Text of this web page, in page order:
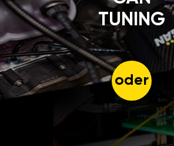
TUNING
oder